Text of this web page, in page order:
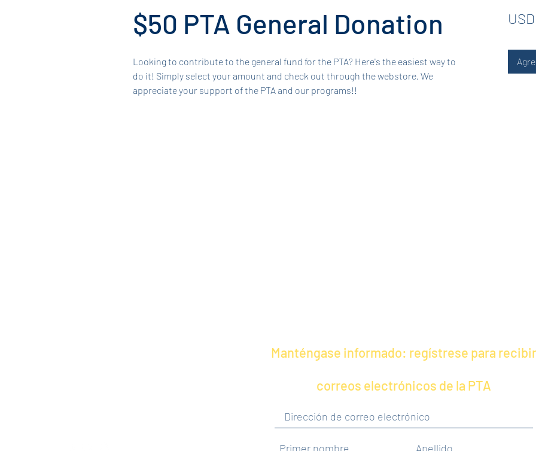
$50 PTA General Donation
Looking to contribute to the general fund for the PTA? Here's the easiest way to
do it! Simply select your amount and check out through the webstore. We
appreciate your support of the PTA and our programs!!
Manténgase informado: regístrese para recibir
correos electrónicos de la PTA